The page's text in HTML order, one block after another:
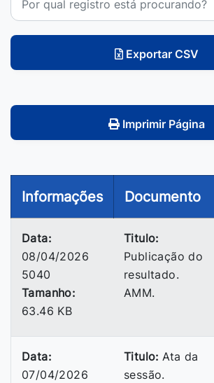
Exportar CSV
Imprimir Página
Informações Documento
Data:
08/04/2026
5040
Tamanho:
63.46 KB
Titulo:
Publicação do
resultado.
AMM.
Data:
07/04/2026
Titulo: Ata da
sessão.